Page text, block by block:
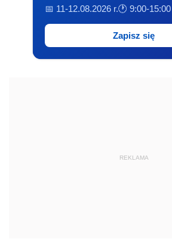
📅 11-12.08.2026 r.🕐 9:00-15:00
Zapisz się
REKLAMA